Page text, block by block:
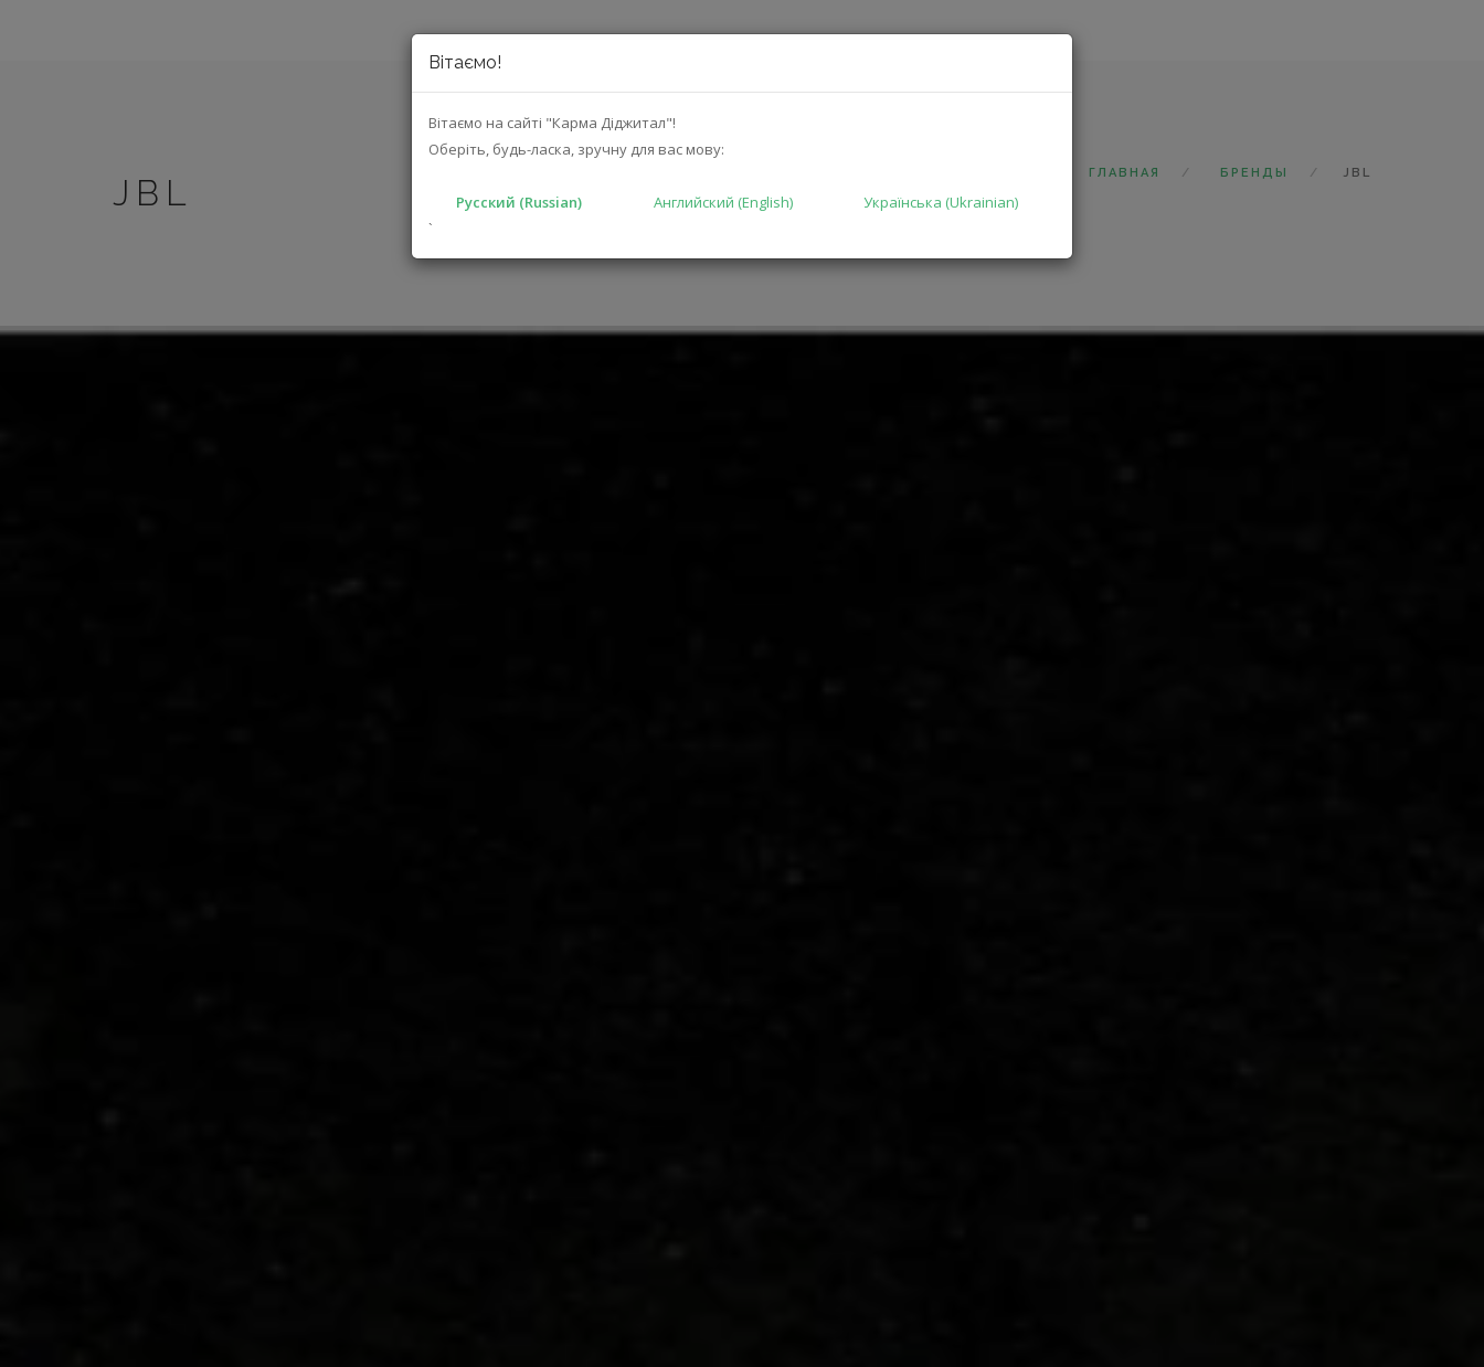
Вітаємо!
Вітаємо на сайті "Карма Діджитал"!
Оберіть, будь-ласка, зручну для вас мову:
Русский (Russian) Английский (English)
Українська (Ukrainian)
`
JBL ГЛАВНАЯ БРЕНДЫ JBL